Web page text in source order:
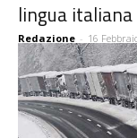
lingua italiana
Redazione - 16